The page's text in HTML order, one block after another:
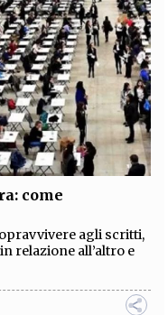
come
agli scritti,
relazione all’altro e